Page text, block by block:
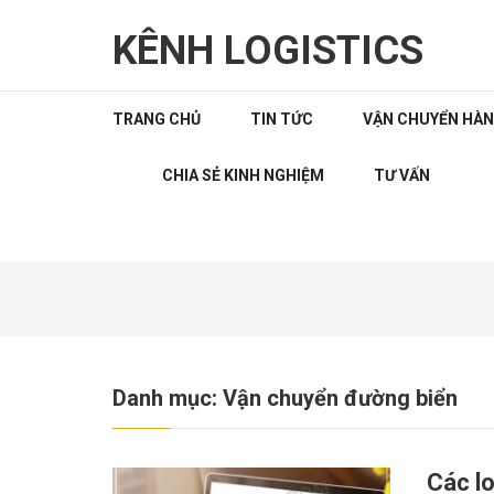
(Press
KÊNH LOGISTICS
TRANG CHỦ TIN TỨC VẬN CHUYỂN
CHIA SẺ KINH NGHIỆM TƯ VẤN
Danh mục: Vận chuyển đường biển
Các